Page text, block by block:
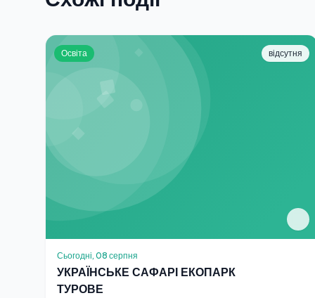
Освіта відсутня
Сьогодні, 08 серпня
УКРАЇНСЬКЕ САФАРІ ЕКОПАРК
ТУРОВЕ